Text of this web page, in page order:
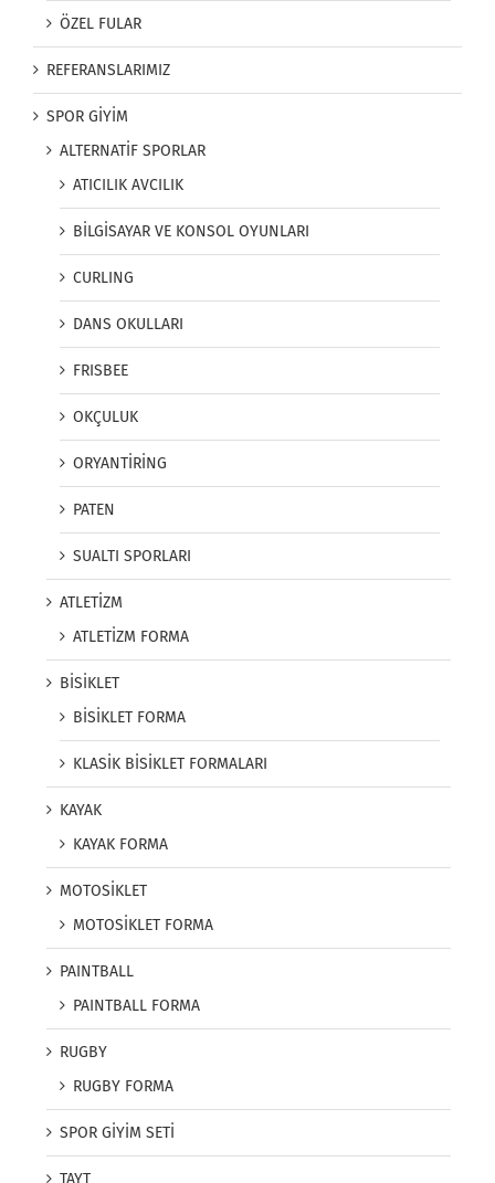
ÖZEL FULAR
REFERANSLARIMIZ
SPOR GİYİM
ALTERNATİF SPORLAR
ATICILIK AVCILIK
BİLGİSAYAR VE KONSOL OYUNLARI
CURLING
DANS OKULLARI
FRISBEE
OKÇULUK
ORYANTİRİNG
PATEN
SUALTI SPORLARI
ATLETİZM
ATLETİZM FORMA
BİSİKLET
BİSİKLET FORMA
KLASİK BİSİKLET FORMALARI
KAYAK
KAYAK FORMA
MOTOSİKLET
MOTOSİKLET FORMA
PAINTBALL
PAINTBALL FORMA
RUGBY
RUGBY FORMA
SPOR GİYİM SETİ